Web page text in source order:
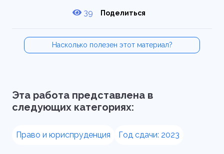
39 Поделиться
Насколько полезен этот материал?
Эта работа представлена в
следующих категориях:
Право и юриспруденция Год сдачи: 2023